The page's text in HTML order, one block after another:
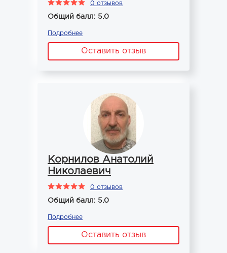
0 отзывов
Общий балл: 5.0
Подробнее
Оставить отзыв
Корнилов Анатолий
Николаевич
0 отзывов
Общий балл: 5.0
Подробнее
Оставить отзыв